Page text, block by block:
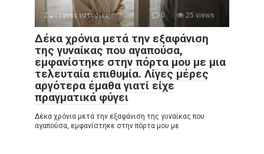
Ζωντανές ιστορίες 0 25 views
Δέκα χρόνια μετά την εξαφάνιση
της γυναίκας που αγαπούσα,
εμφανίστηκε στην πόρτα μου με μια
τελευταία επιθυμία. Λίγες μέρες
αργότερα έμαθα γιατί είχε
πραγματικά φύγει
Δέκα χρόνια μετά την εξαφάνιση της γυναίκας που
αγαπούσα, εμφανίστηκε στην πόρτα μου με